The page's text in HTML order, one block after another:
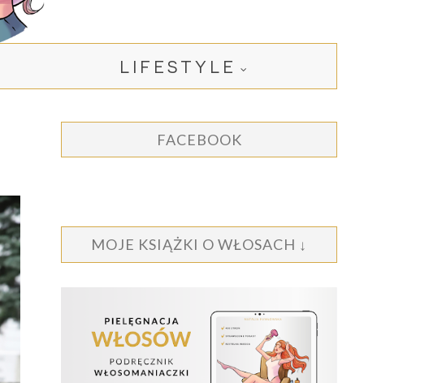
LIFESTYLE
FACEBOOK
MOJE KSIĄŻKI O WŁOSACH ↓